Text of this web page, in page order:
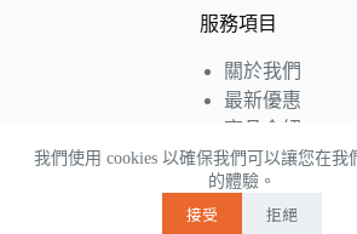
我們使用 cookies 以確保我們可以讓您在我
的體驗。
接受 拒絕
服務項目
關於我們
最新優惠
商品介紹
床墊知識
好評推薦
聯絡我們